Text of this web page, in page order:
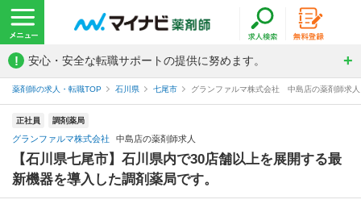
! 安心・安全な転職サポートの提供に努めます。
薬剤師の求人・転職TOP 石川県 七尾市 グランファルマ株式会社 中島店の薬剤師求人
正社員 調剤薬局
グランファルマ株式会社 中島店の薬剤師求人
【石川県七尾市】石川県内で30店舗以上を展開する最
新機器を導入した調剤薬局です。